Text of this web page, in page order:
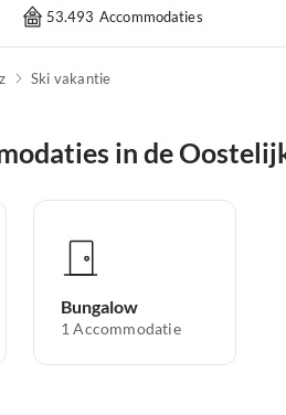
53.493 Accommodaties
Ski vakantie
in de
Bungalow
1 Accommodatie